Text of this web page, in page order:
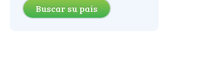
Buscar su país